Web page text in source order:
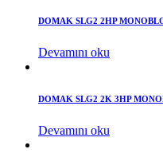
DOMAK SLG2 2HP
Devamını oku
DOMAK SLG2 2K 3HP
Devamını oku